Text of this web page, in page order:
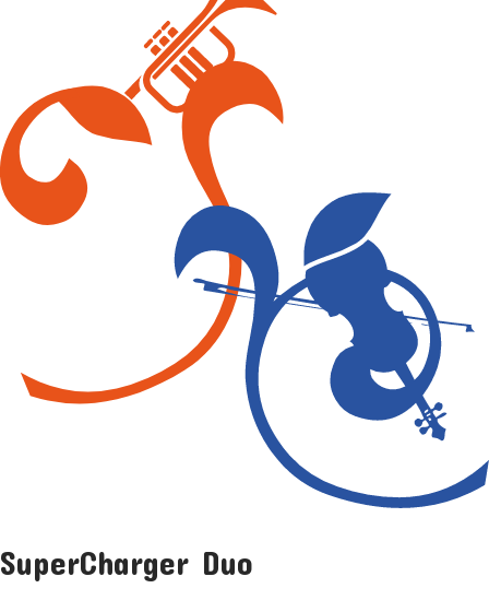
SuperCharger Duo